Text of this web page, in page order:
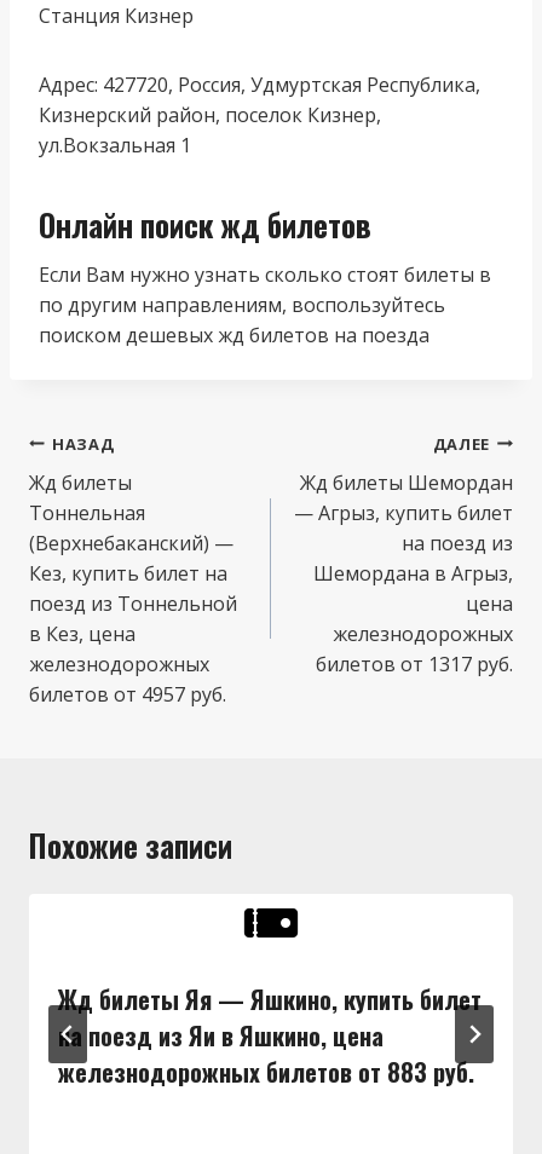
Станция Кизнер
Адрес: 427720, Россия, Удмуртская Республика,
Кизнерский район, поселок Кизнер,
ул.Вокзальная 1
Онлайн поиск жд билетов
Если Вам нужно узнать сколько стоят билеты в
по другим направлениям, воспользуйтесь
поиском дешевых жд билетов на поезда
Навигация
по
записям
НАЗАД
Жд билеты
Тоннельная
(Верхнебаканский) —
Кез, купить билет на
поезд из Тоннельной
в Кез, цена
железнодорожных
билетов от 4957 руб.
ДАЛЕЕ
Жд билеты Шемордан
— Агрыз, купить билет
на поезд из
Шемордана в Агрыз,
цена
железнодорожных
билетов от 1317 руб.
Похожие записи
Жд билеты Яя — Яшкино, купить билет
на поезд из Яи в Яшкино, цена
железнодорожных билетов от 883 руб.